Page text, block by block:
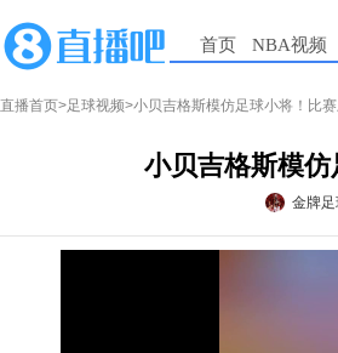
首页 NBA视频
直播首页>足球视频>小贝吉格斯模仿足球小将！比赛
小贝吉格斯模
金牌足